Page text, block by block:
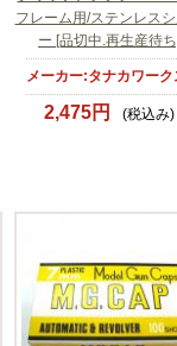
フレーム用/ステンレス
ー [品切中.再生産待
メーカー:タナカワーク
2,475円 (税込み)